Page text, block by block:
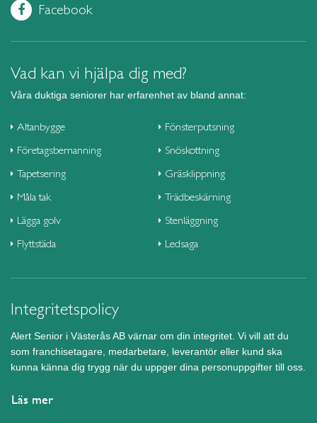
Facebook
Vad kan vi hjälpa dig med?
Våra duktiga seniorer har erfarenhet av bland annat:
Altanbygge
Företagsbemanning
Tapetsering
Måla tak
Lägga golv
Flyttstäda
Fönsterputsning
Snöskottning
Gräsklippning
Trädbeskärning
Stenläggning
Ledsaga
Integritetspolicy
Alert Senior i Västerås AB värnar om din integritet. Vi vill att du
som franchisetagare, medarbetare, leverantör eller kund ska
kunna känna dig trygg när du uppger dina personuppgifter till oss.
Läs mer